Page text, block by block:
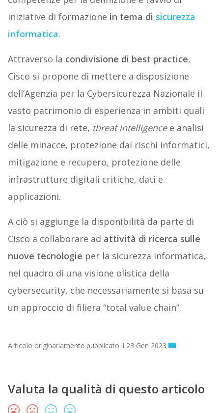
iniziative di formazione in tema di sicurezza
informatica.
Attraverso la condivisione di best practice,
Cisco si propone di mettere a disposizione
dell’Agenzia per la Cybersicurezza Nazionale il
vasto patrimonio di esperienza in ambiti quali
la sicurezza di rete, threat intelligencee analisi
delle minacce, protezione dai rischi informatici,
mitigazione e recupero, protezione delle
infrastrutture digitali critiche, dati e
applicazioni.
A ciò si aggiunge la disponibilità da parte di
Cisco a collaborare ad attività di ricerca sulle
nuove tecnologie per la sicurezza informatica,
nel quadro di una visione olistica della
cybersecurity, che necessariamente si basa su
un approccio di filiera “total value chain”.
Articolo originariamente pubblicato il 23 Gen 2023
Valuta la qualità di questo articolo